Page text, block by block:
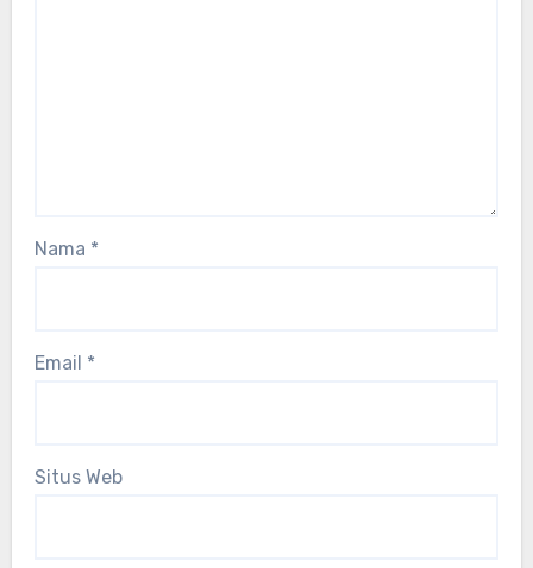
Nama *
Email *
Situs Web